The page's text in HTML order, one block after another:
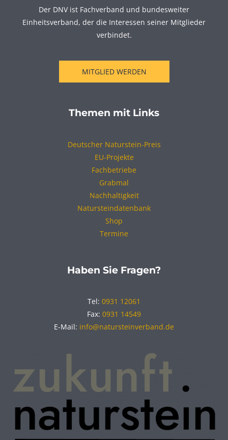
Der DNV ist Fachverband und bundesweiter
Einheitsverband, der die Interessen seiner Mitglieder
verbindet.
MITGLIED WERDEN
Themen mit Links
Deutscher Naturstein-Preis
EU-Projekte
Fachbetriebe
Grabmal
Nachhaltigkeit
Natursteindatenbank
Shop
Termine
Haben Sie Fragen?
Tel: 0931 12061
Fax: 0931 14549
E-Mail: info@natursteinverband.de